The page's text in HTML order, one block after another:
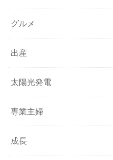
グルメ
出産
太陽光発電
専業主婦
成長